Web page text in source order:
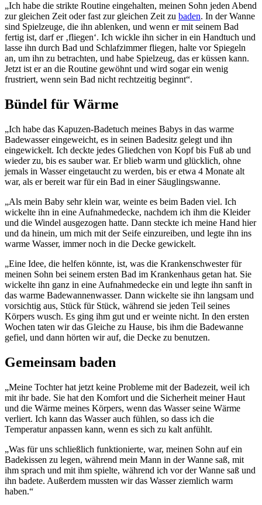
„Ich habe die strikte Routine eingehalten, meinen Sohn jeden Abend
zur gleichen Zeit oder fast zur gleichen Zeit zu baden. In der Wanne
sind Spielzeuge, die ihn ablenken, und wenn er mit seinem Bad
fertig ist, darf er ‚fliegen‘. Ich wickle ihn sicher in ein Handtuch und
lasse ihn durch Bad und Schlafzimmer fliegen, halte vor Spiegeln
an, um ihn zu betrachten, und habe Spielzeug, das er küssen kann.
Jetzt ist er an die Routine gewöhnt und wird sogar ein wenig
frustriert, wenn sein Bad nicht rechtzeitig beginnt“.
Bündel für Wärme
„Ich habe das Kapuzen-Badetuch meines Babys in das warme
Badewasser eingeweicht, es in seinen Badesitz gelegt und ihn
eingewickelt. Ich deckte jedes Gliedchen von Kopf bis Fuß ab und
wieder zu, bis es sauber war. Er blieb warm und glücklich, ohne
jemals in Wasser eingetaucht zu werden, bis er etwa 4 Monate alt
war, als er bereit war für ein Bad in einer Säuglingswanne.
„Als mein Baby sehr klein war, weinte es beim Baden viel. Ich
wickelte ihn in eine Aufnahmedecke, nachdem ich ihm die Kleider
und die Windel ausgezogen hatte. Dann steckte ich meine Hand hier
und da hinein, um mich mit der Seife einzureiben, und legte ihn ins
warme Wasser, immer noch in die Decke gewickelt.
„Eine Idee, die helfen könnte, ist, was die Krankenschwester für
meinen Sohn bei seinem ersten Bad im Krankenhaus getan hat. Sie
wickelte ihn ganz in eine Aufnahmedecke ein und legte ihn sanft in
das warme Badewannenwasser. Dann wickelte sie ihn langsam und
vorsichtig aus, Stück für Stück, während sie jeden Teil seines
Körpers wusch. Es ging ihm gut und er weinte nicht. In den ersten
Wochen taten wir das Gleiche zu Hause, bis ihm die Badewanne
gefiel, und dann hörten wir auf, die Decke zu benutzen.
Gemeinsam baden
„Meine Tochter hat jetzt keine Probleme mit der Badezeit, weil ich
mit ihr bade. Sie hat den Komfort und die Sicherheit meiner Haut
und die Wärme meines Körpers, wenn das Wasser seine Wärme
verliert. Ich kann das Wasser auch fühlen, so dass ich die
Temperatur anpassen kann, wenn es sich zu kalt anfühlt.
„Was für uns schließlich funktionierte, war, meinen Sohn auf ein
Badekissen zu legen, während mein Mann in der Wanne saß, mit
ihm sprach und mit ihm spielte, während ich vor der Wanne saß und
ihn badete. Außerdem mussten wir das Wasser ziemlich warm
haben.“